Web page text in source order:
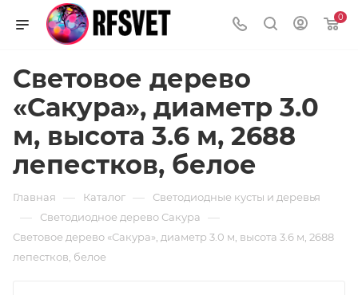
0
Световое дерево
«Сакура», диаметр 3.0
м, высота 3.6 м, 2688
лепестков, белое
Главная — Каталог — Светодиодные кусты и деревья
— Светодиодное дерево Сакура —
Световое дерево «Сакура», диаметр 3.0 м, высота 3.6 м, 2688
лепестков, белое